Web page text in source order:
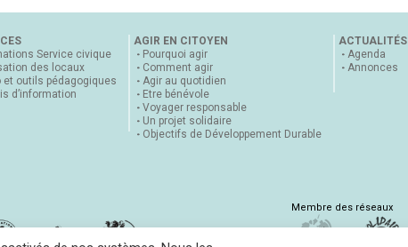
Service civique
des locaux
et outils pédagogiques
d’information
AGIR EN CITOYEN
Pourquoi agir
Comment agir
Agir au quotidien
Etre bénévole
Voyager responsable
Un projet solidaire
Objectifs de Développement Durable
ACTUALITÉS
Agenda
Annonces
Membre des réseaux